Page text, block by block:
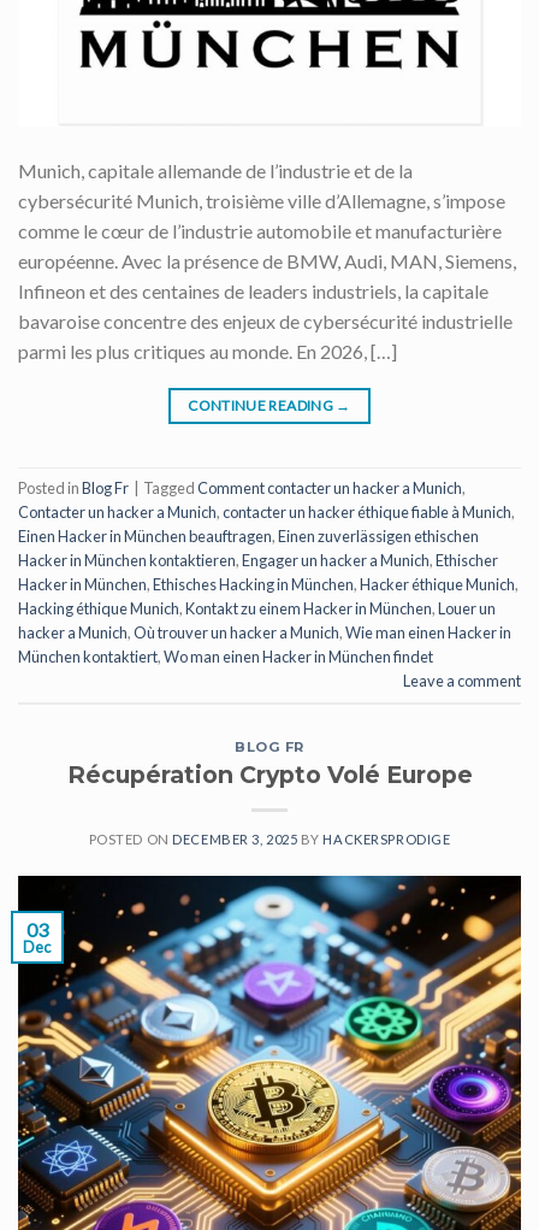
Munich, capitale allemande de l’industrie et de la
cybersécurité Munich, troisième ville d’Allemagne, s’impose
comme le cœur de l’industrie automobile et manufacturière
européenne. Avec la présence de BMW, Audi, MAN, Siemens,
Infineon et des centaines de leaders industriels, la capitale
bavaroise concentre des enjeux de cybersécurité industrielle
parmi les plus critiques au monde. En 2026, […]
CONTINUE READING →
Posted inBlog Fr TaggedComment contacter un hacker a Munich,
Contacter un hacker a Munich,contacter un hacker éthique fiable à Munich,
Einen Hacker in München beauftragen,Einen zuverlässigen ethischen
Hacker in München kontaktieren,Engager un hacker a Munich,Ethischer
Hacker in München,Ethisches Hacking in München,Hacker éthique Munich,
Hacking éthique Munich,Kontakt zu einem Hacker in München,Louer un
hacker a Munich,Où trouver un hacker a Munich,Wie man einen Hacker in
München kontaktiert,Wo man einen Hacker in München findet
Leave a comment
BLOG FR
Récupération Crypto Volé Europe
POSTED ON DECEMBER 3, 2025 BY HACKERSPRODIGE
03
Dec